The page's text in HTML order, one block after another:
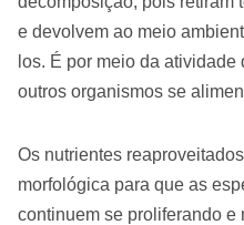
e devolvem ao meio
los. É por meio da
outros organismos se
Os nutrientes
morfológica para que as
continuem se proliferando e